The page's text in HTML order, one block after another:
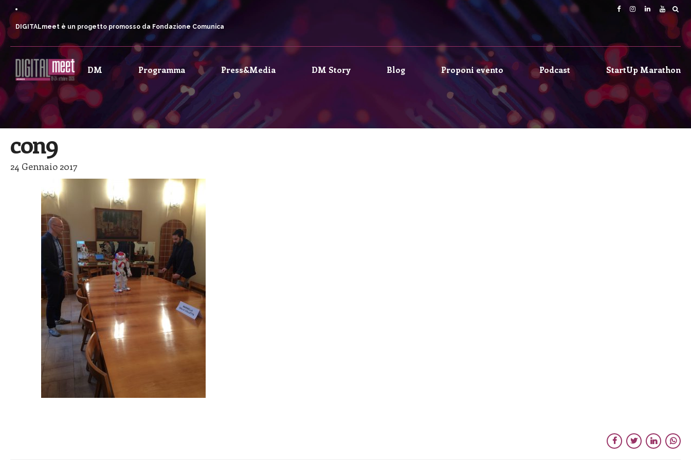
DIGITALmeet è un progetto promosso da Fondazione Comunica
DM Programma Press&Media DM Story Blog Proponi evento Podcast StartUp Marathon
con9
24 Gennaio 2017